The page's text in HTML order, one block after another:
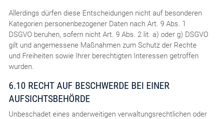
Allerdings dürfen diese Entscheidungen nicht auf besonderen
Kategorien personenbezogener Daten nach Art. 9 Abs. 1
DSGVO beruhen, sofern nicht Art. 9 Abs. 2 lit. a) oder g) DSGVO
gilt und angemessene Maßnahmen zum Schutz der Rechte
und Freiheiten sowie Ihrer berechtigten Interessen getroffen
wurden.
6.10 RECHT AUF BESCHWERDE BEI EINER
AUFSICHTSBEHÖRDE
Unbeschadet eines anderweitigen verwaltungsrechtlichen oder